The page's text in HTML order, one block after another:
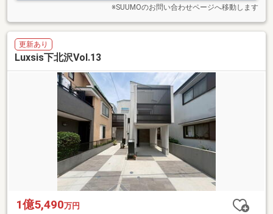
※SUUMOのお問い合わせページへ移動します
更新あり
Luxsis下北沢Vol.13
1億5,490万円